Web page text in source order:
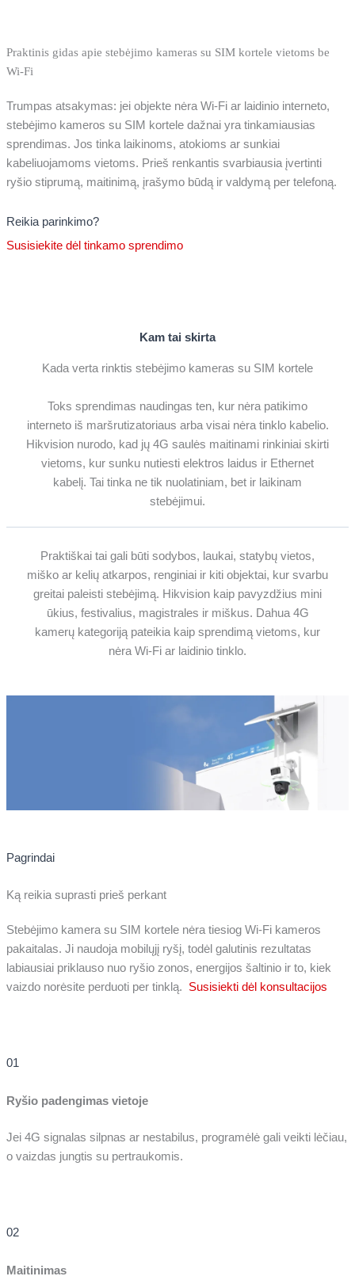
Praktinis gidas apie stebėjimo kameras su SIM kortele vietoms be
Wi‑Fi
Trumpas atsakymas: jei objekte nėra Wi‑Fi ar laidinio interneto,
stebėjimo kameros su SIM kortele dažnai yra tinkamiausias
sprendimas. Jos tinka laikinoms, atokioms ar sunkiai
kabeliuojamoms vietoms. Prieš renkantis svarbiausia įvertinti
ryšio stiprumą, maitinimą, įrašymo būdą ir valdymą per telefoną.
Reikia parinkimo?
Susisiekite dėl tinkamo sprendimo
Kam tai skirta
Kada verta rinktis stebėjimo kameras su SIM kortele
Toks sprendimas naudingas ten, kur nėra patikimo
interneto iš maršrutizatoriaus arba visai nėra tinklo kabelio.
Hikvision nurodo, kad jų 4G saulės maitinami rinkiniai skirti
vietoms, kur sunku nutiesti elektros laidus ir Ethernet
kabelį. Tai tinka ne tik nuolatiniam, bet ir laikinam
stebėjimui.
Praktiškai tai gali būti sodybos, laukai, statybų vietos,
miško ar kelių atkarpos, renginiai ir kiti objektai, kur svarbu
greitai paleisti stebėjimą. Hikvision kaip pavyzdžius mini
ūkius, festivalius, magistrales ir miškus. Dahua 4G
kamerų kategoriją pateikia kaip sprendimą vietoms, kur
nėra Wi‑Fi ar laidinio tinklo.
Pagrindai
Ką reikia suprasti prieš perkant
Stebėjimo kamera su SIM kortele nėra tiesiog Wi‑Fi kameros
pakaitalas. Ji naudoja mobilųjį ryšį, todėl galutinis rezultatas
labiausiai priklauso nuo ryšio zonos, energijos šaltinio ir to, kiek
vaizdo norėsite perduoti per tinklą. Susisiekti dėl konsultacijos
01
Ryšio padengimas vietoje
Jei 4G signalas silpnas ar nestabilus, programėlė gali veikti lėčiau,
o vaizdas jungtis su pertraukomis.
02
Maitinimas